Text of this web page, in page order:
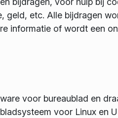
geld, etc. Alle bijdragen
informatie of wordt een
voor bureaublad en
voor Linux en